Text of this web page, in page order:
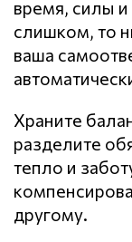
время, силы и
слишком, то
ваша
Храните
разделите
тепло и
другому.